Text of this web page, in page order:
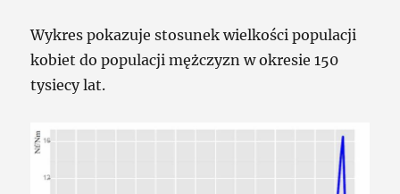
Wykres pokazuje stosunek wielkości populacji
kobiet do populacji mężczyzn w okresie 150
tysiecy lat.